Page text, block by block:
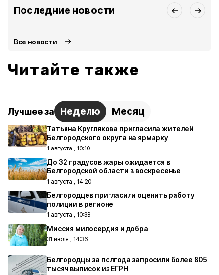
Последние новости
Все новости
Читайте также
Лучшее за Неделю Месяц
Татьяна Круглякова пригласила жителей
Белгородского округа на ярмарку
1 августа , 10:10
До 32 градусов жары ожидается в
Белгородской области в воскресенье
1 августа , 14:20
Белгородцев пригласили оценить работу
полиции в регионе
1 августа , 10:38
Миссия милосердия и добра
31 июля , 14:36
Белгородцы за полгода запросили более 805
тысяч выписок из ЕГРН